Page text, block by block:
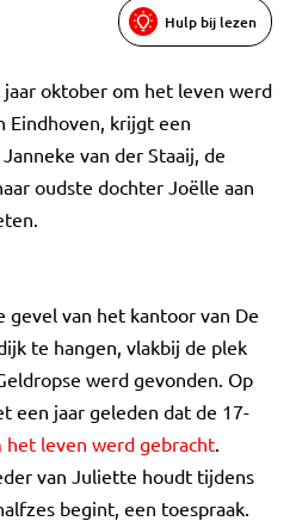
Hulp bij lezen
oktober om het leven werd
Eindhoven, krijgt een
van der Staaij, de
oudste dochter Joëlle aan
gevel van het kantoor van De
te hangen, vlakbij de plek
werd gevonden. Op
een jaar geleden dat de 17-
het leven werd gebracht.
van Juliette houdt tijdens
begint, een toespraak.